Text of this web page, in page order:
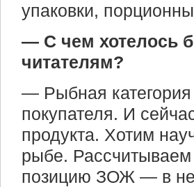
упаковки,
— С чем хотелось
читателям?
— Рыбная
покупателя. И
продукта. Хотим
рыбе.
позицию ЗОЖ — в